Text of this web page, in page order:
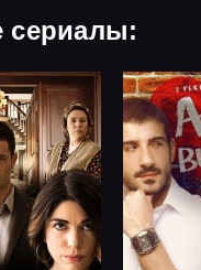
сериалы: